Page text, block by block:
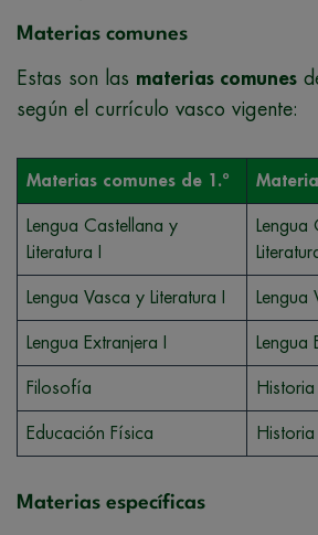
Materias comunes
Estas son las materias comunes
según el currículo vasco vigente:
Materias comunes de 1.º
Lengua Castellana y
Literatura I
Lengua
Literatura
Lengua Vasca y Literatura I Lengua
Lengua Extranjera I Lengua
Filosofía
Educación Física
Materias específicas